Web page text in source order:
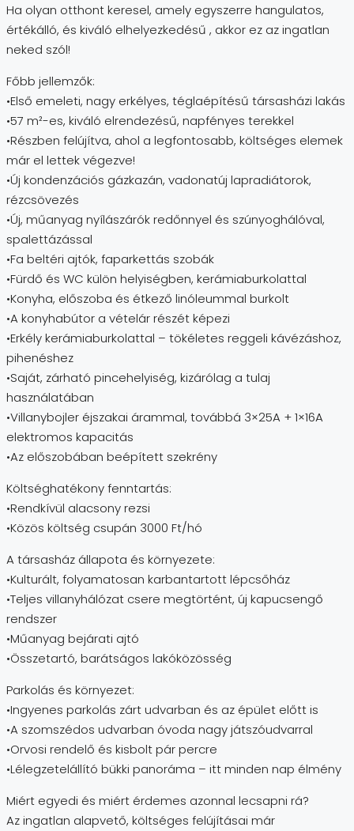
Ha olyan otthont keresel, amely egyszerre hangulatos,
értékálló, és kiváló elhelyezkedésű , akkor ez az ingatlan
neked szól!
Főbb jellemzők:
•Első emeleti, nagy erkélyes, téglaépítésű társasházi lakás
•57 m²-es, kiváló elrendezésű, napfényes terekkel
•Részben felújítva, ahol a legfontosabb, költséges elemek
már el lettek végezve!
•Új kondenzációs gázkazán, vadonatúj lapradiátorok,
rézcsövezés
•Új, műanyag nyílászárók redőnnyel és szúnyoghálóval,
spalettázással
•Fa beltéri ajtók, faparkettás szobák
•Fürdő és WC külön helyiségben, kerámiaburkolattal
•Konyha, előszoba és étkező linóleummal burkolt
•A konyhabútor a vételár részét képezi
•Erkély kerámiaburkolattal – tökéletes reggeli kávézáshoz,
pihenéshez
•Saját, zárható pincehelyiség, kizárólag a tulaj
használatában
•Villanybojler éjszakai árammal, továbbá 3×25A + 1×16A
elektromos kapacitás
•Az előszobában beépített szekrény
Költséghatékony fenntartás:
•Rendkívül alacsony rezsi
•Közös költség csupán 3000 Ft/hó
A társasház állapota és környezete:
•Kulturált, folyamatosan karbantartott lépcsőház
•Teljes villanyhálózat csere megtörtént, új kapucsengő
rendszer
•Műanyag bejárati ajtó
•Összetartó, barátságos lakóközösség
Parkolás és környezet:
•Ingyenes parkolás zárt udvarban és az épület előtt is
•A szomszédos udvarban óvoda nagy játszóudvarral
•Orvosi rendelő és kisbolt pár percre
•Lélegzetelállító bükki panoráma – itt minden nap élmény
Miért egyedi és miért érdemes azonnal lecsapni rá?
Az ingatlan alapvető, költséges felújításai már